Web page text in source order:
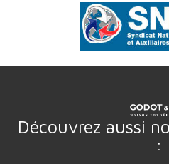
Découvrez aussi
: